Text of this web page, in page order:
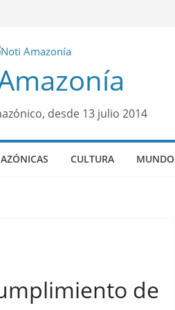
desde 13 julio 2014
CULTURA MUNDO
de